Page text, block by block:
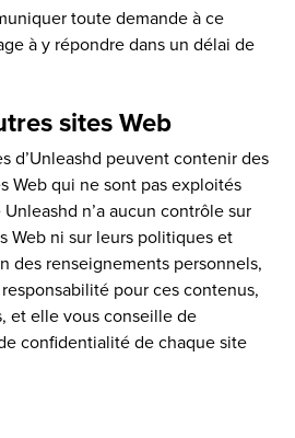
toute demande à ce
à y répondre dans un délai de
sites Web
d’Unleashd peuvent contenir des
Web qui ne sont pas exploités
n’a aucun contrôle sur
Web ni sur leurs politiques et
des renseignements personnels,
pour ces contenus,
et elle vous conseille de
confidentialité de chaque site